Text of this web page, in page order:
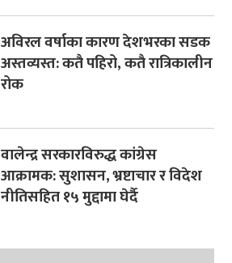
अविरल वर्षाका कारण देशभरका सडक
अस्तव्यस्त: कतै पहिरो, कतै रात्रिकालीन
रोक
वालेन्द्र सरकारविरुद्ध कांग्रेस
आक्रामक: सुशासन, भ्रष्टाचार र विदेश
नीतिसहित १५ मुद्दामा घेर्दै